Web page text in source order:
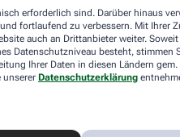
erforderlich sind. Darüber hinaus
fortlaufend zu verbessern. Mit Ihrer
auch an Drittanbieter weiter. Soweit
Datenschutzniveau besteht, stimmen
Ihrer Daten in diesen Ländern
unserer Datenschutzerklärung
alternatives
Symptome wie
Prolaktin. Prolaktin